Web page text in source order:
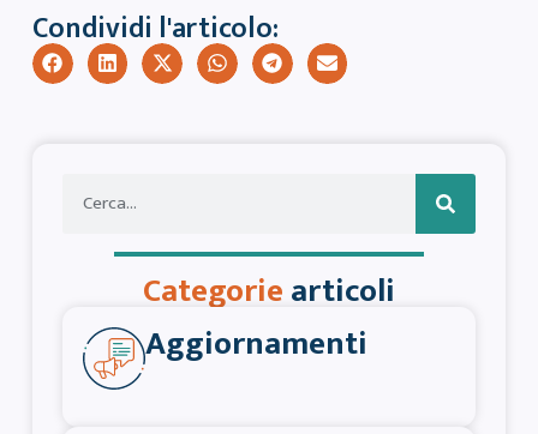
Condividi l'articolo:
Categoriearticoli
Aggiornamenti